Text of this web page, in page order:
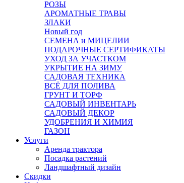
РОЗЫ
АРОМАТНЫЕ ТРАВЫ
ЗЛАКИ
Новый год
СЕМЕНА и МИЦЕЛИИ
ПОДАРОЧНЫЕ СЕРТИФИКАТЫ
УХОД ЗА УЧАСТКОМ
УКРЫТИЕ НА ЗИМУ
САДОВАЯ ТЕХНИКА
ВСЁ ДЛЯ ПОЛИВА
ГРУНТ И ТОРФ
САДОВЫЙ ИНВЕНТАРЬ
САДОВЫЙ ДЕКОР
УДОБРЕНИЯ И ХИМИЯ
ГАЗОН
Услуги
Аренда трактора
Посадка растений
Ландшафтный дизайн
Скидки